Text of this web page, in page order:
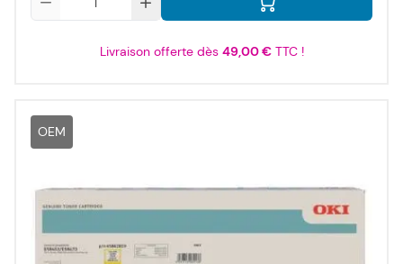
Livraison offerte dès 49,00 €TTC !
OEM